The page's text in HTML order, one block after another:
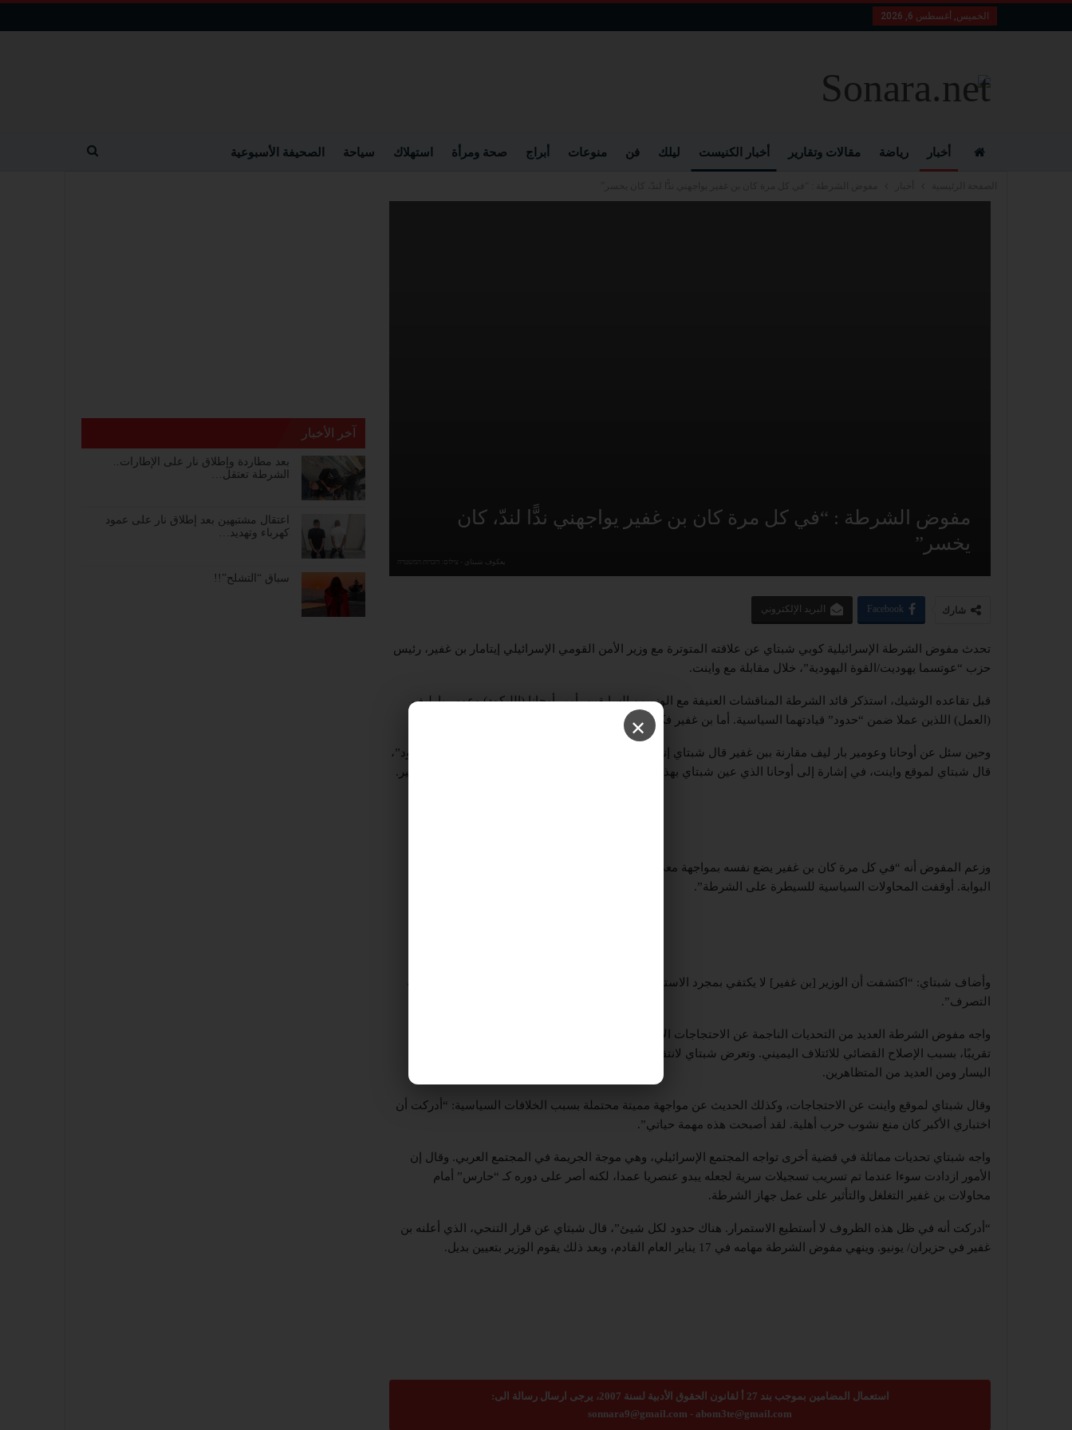
الخميس, أغسطس 6, 2026
أخبار رياضة مقالات وتقارير أخبار الكنيست ليلك فن منوعات أبراج صحة ومرأة استهلاك سياحة الصحيفة الأسبوعية
مفوض الشرطة : “في كل مرة كان بن غفير يواجهني ندًّا لندّ، كان
يخسر”
يعكوف شبتاي - צילום: דוברות המשטרה
شارك Facebook البريد الإلكتروني
تحدث مفوض الشرطة الإسرائيلية كوبي شبتاي عن علاقته المتوترة مع وزير الأمن القومي الإسرائيلي إيتامار بن غفير، رئيس
حزب “عوتسما يهوديت/القوة اليهودية”، خلال مقابلة مع واينت.
قبل تقاعده الوشيك، استذكر قائد الشرطة المناقشات العنيفة مع الوزيرين السابقين، أمير أوحانا (الليكود) وعومر بارليف
(العمل) اللذين عملا ضمن “حدود” قيادتهما السياسية. أما بن غفير فكانت له قصة أخرى.
وحين سئل عن أوحانا وعومير بار ليف مقارنة ببن غفير قال شبتاي إنهما شخصان مختلفان للغاية، لكن كلاهما يعرف الحدود”،
قال شبتاي لموقع واينت، في إشارة إلى أوحانا الذي عين شبتاي بهذا المنصب وبارليف الذي جاء من بعده مع حكومة التغيير.
وزعم المفوض أنه “في كل مرة كان بن غفير يضع نفسه بمواجهة معي وجها لوجه، كان يخسر”، مضيفا “كنت أحد حراس
البوابة. أوقفت المحاولات السياسية للسيطرة على الشرطة”.
وأضاف شبتاي: “اكتشفت أن الوزير [بن غفير] لا يكتفي بمجرد الاستماع والسؤال، بل يقدم للضباط “اقتراحات حول كيفية
التصرف”.
تقريبًا، بسبب الإصلاح القضائي للائتلاف اليميني. وتعرض شبتاي لانتقادات من اليمين، بما في ذلك بن غفير، وكذلك من
اليسار ومن العديد من المتظاهرين.
وقال شبتاي لموقع واينت عن الاحتجاجات، وكذلك الحديث عن مواجهة مميتة محتملة بسبب الخلافات السياسية: “أدركت أن
اختباري الأكبر كان منع نشوب حرب أهلية. لقد أصبحت هذه مهمة حياتي”.
واجه شبتاي تحديات مماثلة في قضية أخرى تواجه المجتمع الإسرائيلي، وهي موجة الجريمة في المجتمع العربي. وقال إن
الأمور ازدادت سوءا عندما تم تسريب تسجيلات سرية لجعله يبدو عنصريا عمدا، لكنه أصر على دوره كـ “حارس” أمام
محاولات بن غفير التغلغل والتأثير على عمل جهاز الشرطة.
“أدركت أنه في ظل هذه الظروف لا أستطيع الاستمرار. هناك حدود لكل شيئ”، قال شبتاي عن قرار التنحي، الذي أعلنه بن
غفير في حزيران/ يونيو. وينهي مفوض الشرطة مهامه في 17 يناير العام القادم، وبعد ذلك يقوم الوزير بتعيين بديل.
استعمال المضامين بموجب بند 27 أ لقانون الحقوق الأدبية لسنة 2007، يرجى ارسال رسالة الى:
sonnara9@gmail.com - abom3te@gmail.com
آخر الأخبار
بعد مطاردة وإطلاق نار على الإطارات..
الشرطة تعتقل…
اعتقال مشتبهين بعد إطلاق نار على عمود
كهرباء وتهديد…
سباق “التشلح”!!
✕